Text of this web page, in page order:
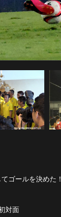
ゴールを決めた！
対面